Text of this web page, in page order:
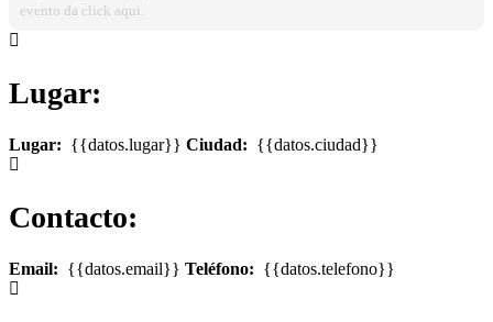
evento da click aqui.
Lugar:
Lugar: {{datos.lugar}} Ciudad: {{datos.ciudad}}
Contacto:
Email: {{datos.email}} Teléfono: {{datos.telefono}}